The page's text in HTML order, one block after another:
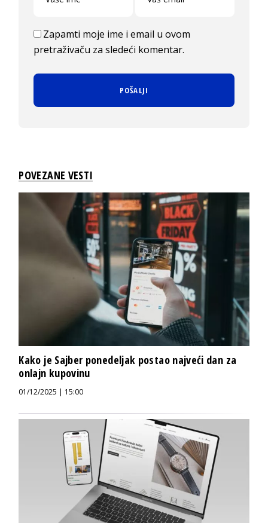
Zapamti moje ime i email u ovom
pretraživaču za sledeći komentar.
POVEZANE VESTI
Kako je Sajber ponedeljak postao najveći dan za
onlajn kupovinu
01/12/2025 | 15:00